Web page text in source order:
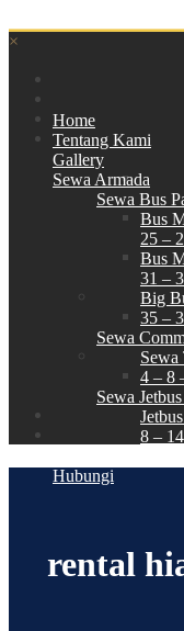
×
Home
Tentang Kami
Gallery
Sewa Armada
Sewa Bus
Bus
25 –
Bus
31 –
Big
35 –
Sewa
Sewa
4 – 8
Sewa
8 –
Hubungi
rental